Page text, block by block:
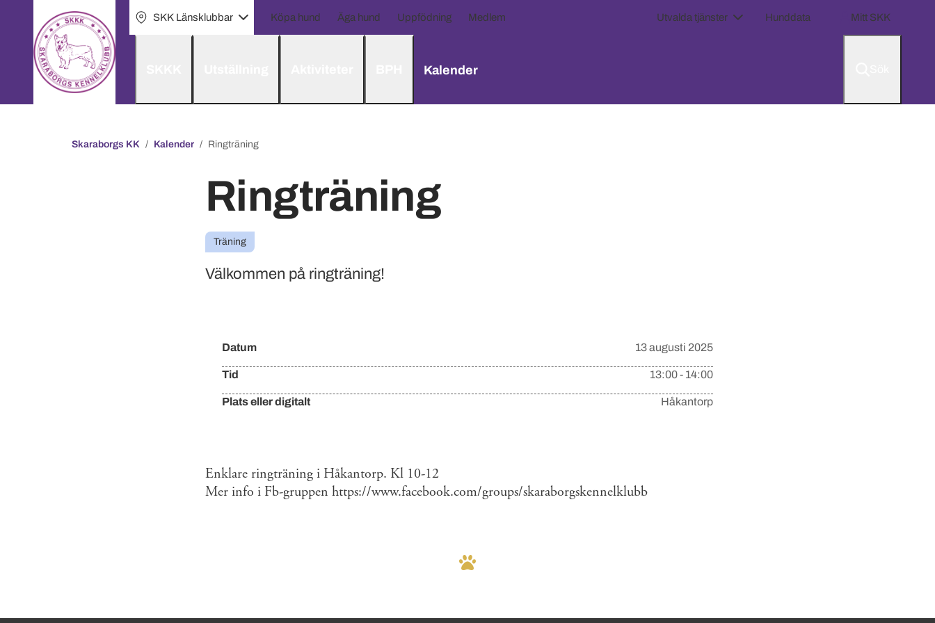
SKK Länsklubbar Köpa hund Äga hund Uppfödning Medlem Utvalda tjänster Hunddata Mitt SKK
Kalender
Skaraborgs KK Kalender Ringträning
Ringträning
Träning
Välkommen på ringträning!
Datum 13 augusti 2025
Tid 13:00 - 14:00
Plats eller digitalt Håkantorp
Enklare ringträning i Håkantorp. Kl 10-12
Mer info i Fb-gruppen https://www.facebook.com/groups/skaraborgskennelklubb